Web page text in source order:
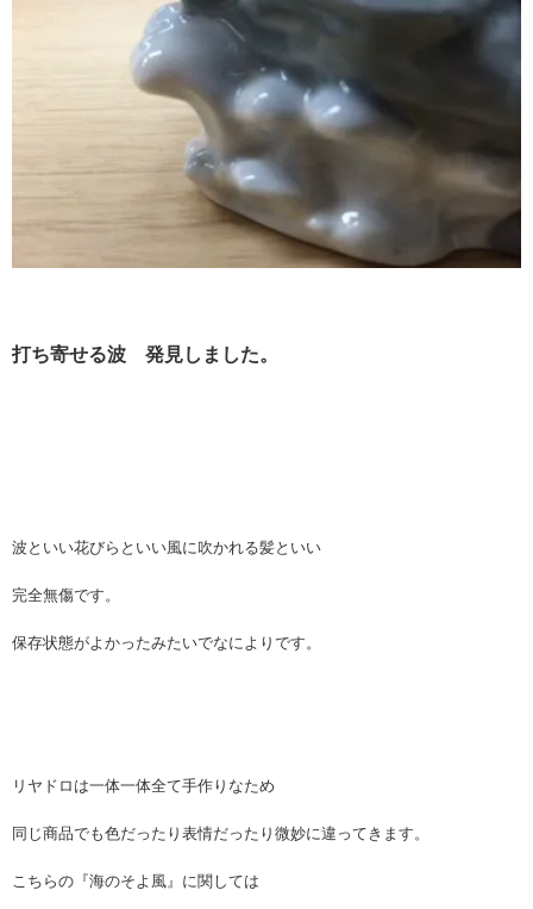
打ち寄せる波 発見しました。
波といい花びらといい風に吹かれる髪といい
完全無傷です。
保存状態がよかったみたいでなによりです。
リヤドロは一体一体全て手作りなため
同じ商品でも色だったり表情だったり微妙に違ってきます。
こちらの『海のそよ風』に関しては